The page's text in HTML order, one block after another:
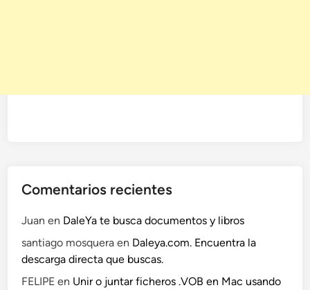
Comentarios recientes
Juan en DaleYa te busca documentos y libros
santiago mosquera en Daleya.com. Encuentra la
descarga directa que buscas.
FELIPE en Unir o juntar ficheros .VOB en Mac usando